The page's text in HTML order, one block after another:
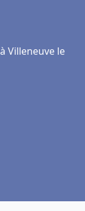
Villeneuve le